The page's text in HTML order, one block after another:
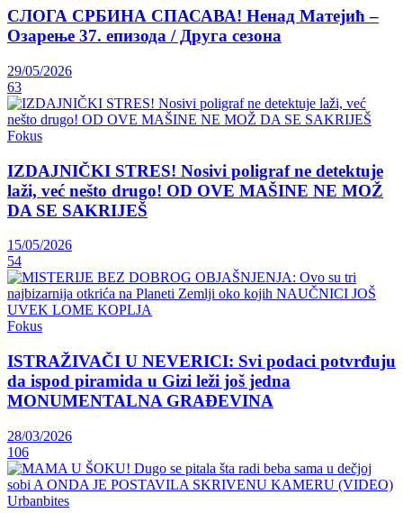
СЛОГА СРБИНА СПАСАВА! Ненад Матејић –
Oзарење 37. епизода / Друга сезона
29/05/2026
63
Fokus
IZDAJNIČKI STRES! Nosivi poligraf ne detektuje
laži, već nešto drugo! OD OVE MAŠINE NE MOŽ
DA SE SAKRIJEŠ
15/05/2026
54
Fokus
ISTRAŽIVAČI U NEVERICI: Svi podaci potvrđuju
da ispod piramida u Gizi leži još jedna
MONUMENTALNA GRAĐEVINA
28/03/2026
106
Urbanbites